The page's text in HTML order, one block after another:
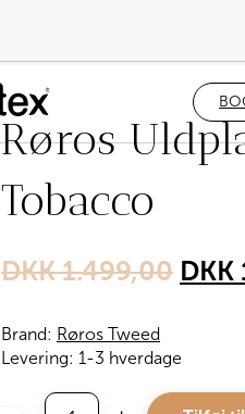
Røros
Tobacco
DKK1.499,00 DKK
Brand: Røros Tweed
Levering: 1-3 hverdage
Røros